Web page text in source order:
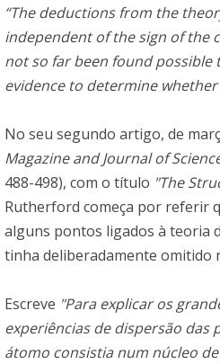
“The deductions from the
independent of the sign of the
not so far been found possible
evidence to determine
No seu segundo artigo, de
Magazine and Journal of
488-498), com o título "The
Rutherford começa por referir
alguns pontos ligados à teoria
tinha deliberadamente omitido
Escreve "Para explicar os
experiências de dispersão das
átomo consistia num núcleo